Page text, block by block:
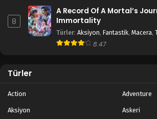
8
A Record Of A Mortal’s
Immortality
Türler: Aksiyon, Fantastik, Macera,
8.47
Türler
Action Adventure
Aksiyon Askeri